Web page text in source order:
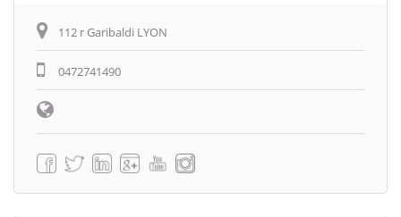
112 r Garibaldi LYON
0472741490